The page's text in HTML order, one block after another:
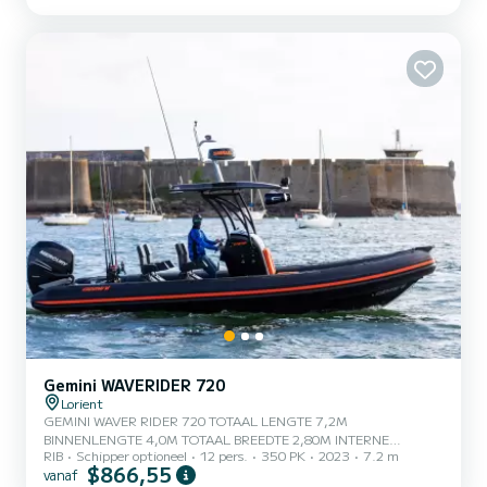
Gemini WAVERIDER 720
Lorient
GEMINI WAVER RIDER 720 TOTAAL LENGTE 7,2M
BINNENLENGTE 4,0M TOTAAL BREEDTE 2,80M INTERNE
BREEDTE 1,70M BUISDIAMETER 57CM LEG GEWICHT 820
KGMAXIMUMGEWICHT 2.280 KG MAXIMUM PERSONEN 12
RIB Schipper optioneel 12 pers. 350 PK 2023 7.2 m
vanaf $866,55